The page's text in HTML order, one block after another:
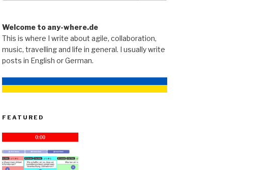
Welcome to any-where.de
This is where I write about agile, collaboration,
music, travelling and life in general. I usually write
posts in English or German.
FEATURED